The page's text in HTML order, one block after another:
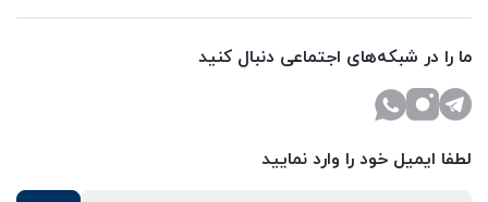
ما را در شبکه‌های اجتماعی دنبال کنید
لطفا ایمیل خود را وارد نمایید